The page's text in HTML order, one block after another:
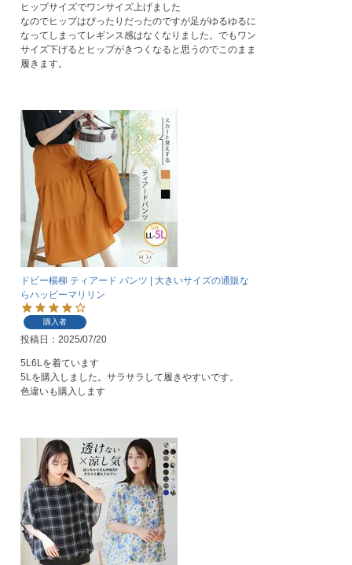
ヒップサイズでワンサイズ上げました
なのでヒップはぴったりだったのですが足がゆるゆるに
なってしまってレギンス感はなくなりました。でもワン
サイズ下げるとヒップがきつくなると思うのでこのまま
履きます。
ドビー楊柳 ティアード パンツ | 大きいサイズの通販な
らハッピーマリリン
購入者
投稿日 2025/07/20
5L6Lを着ています
5Lを購入しました。サラサラして履きやすいです。
色違いも購入します